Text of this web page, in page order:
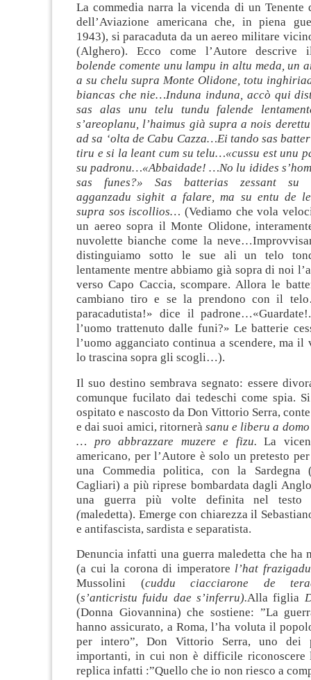
La commedia narra la vicenda di un Tenente
dell’Aviazione americana che, in piena
1943), si paracaduta da un aereo militare
(Alghero). Ecco come l’Autore descrive
bolende comente unu lampu in altu meda, un
a su chelu supra Monte Olidone, totu
biancas che nie…Induna induna, accò qui
sas alas unu telu tundu falende
s’areoplanu, l’haimus già supra a nois
ad sa ‘olta de Cabu Cazza…Ei tando sas
tiru e si la leant cum su telu…«cussu est unu
su padronu…«Abbaidade! …No lu idides
sas funes?» Sas batterias zessant su
agganzadu sighit a falare, ma su entu de
supra sos iscollios… (Vediamo che vola
un aereo sopra il Monte Olidone,
nuvolette bianche come la
distinguiamo sotto le sue ali un telo
lentamente mentre abbiamo già sopra di noi
verso Capo Caccia, scompare. Allora le
cambiano tiro e se la prendono con il
paracadutista!» dice il
l’uomo trattenuto dalle funi?» Le batterie
l’uomo agganciato continua a scendere, ma il
lo trascina sopra gli scogli…).
Il suo destino sembrava segnato: essere
comunque fucilato dai tedeschi come spia.
ospitato e nascosto da Don Vittorio Serra,
e dai suoi amici, ritornerà sanu e liberu a
… pro abbrazzare muzere e fizu.La
americano, per l’Autore è solo un pretesto
una Commedia politica, con la Sardegna
Cagliari) a più riprese bombardata dagli
una guerra più volte definita nel
(maledetta). Emerge con chiarezza il
e antifascista, sardista e separatista.
Denuncia infatti una guerra maledetta che
(a cui la corona di imperatore l’hat
Mussolini (cuddu ciacciarone de
(s’anticristu fuidu dae s’inferru).Alla figlia
(Donna Giovannina) che sostiene: ”La
hanno assicurato, a Roma, l’ha voluta il
per intero”, Don Vittorio Serra, uno dei
importanti, in cui non è difficile riconoscere
replica infatti :”Quello che io non riesco a